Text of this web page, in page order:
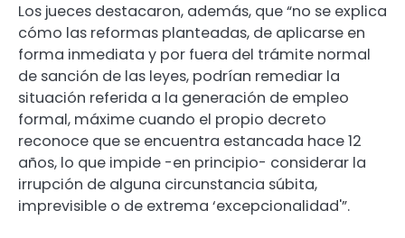
Los jueces destacaron, además, que “no se explica
cómo las reformas planteadas, de aplicarse en
forma inmediata y por fuera del trámite normal
de sanción de las leyes, podrían remediar la
situación referida a la generación de empleo
formal, máxime cuando el propio decreto
reconoce que se encuentra estancada hace 12
años, lo que impide -en principio- considerar la
irrupción de alguna circunstancia súbita,
imprevisible o de extrema ‘excepcionalidad'”.